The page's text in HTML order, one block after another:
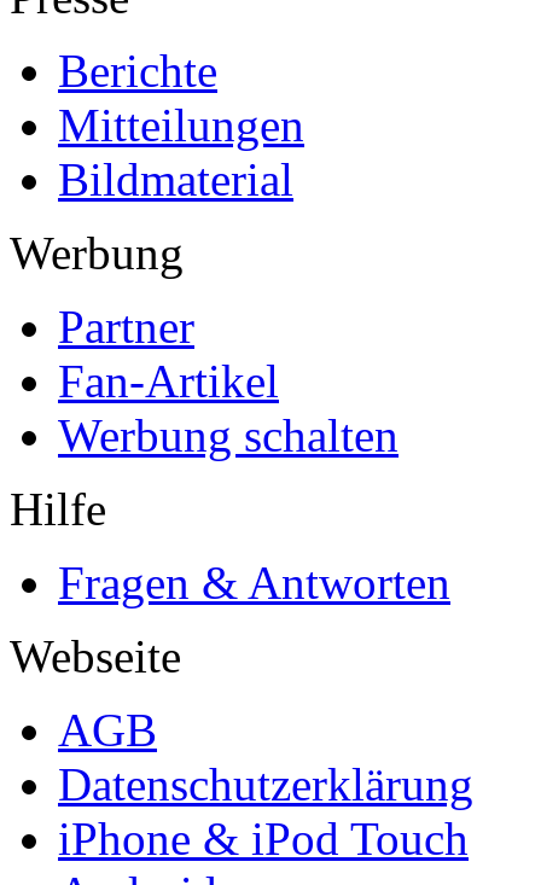
Berichte
Mitteilungen
Bildmaterial
Werbung
Partner
Fan-Artikel
Werbung schalten
Hilfe
Fragen & Antworten
Webseite
AGB
Datenschutzerklärung
iPhone & iPod Touch